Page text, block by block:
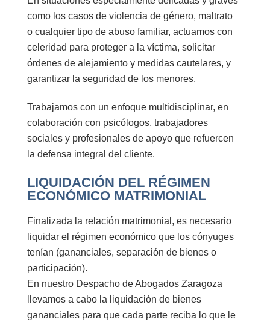
como los casos de violencia de género, maltrato
o cualquier tipo de abuso familiar, actuamos con
celeridad para proteger a la víctima, solicitar
órdenes de alejamiento y medidas cautelares, y
garantizar la seguridad de los menores.
Trabajamos con un enfoque multidisciplinar, en
colaboración con psicólogos, trabajadores
sociales y profesionales de apoyo que refuercen
la defensa integral del cliente.
LIQUIDACIÓN DEL RÉGIMEN
ECONÓMICO MATRIMONIAL
Finalizada la relación matrimonial, es necesario
liquidar el régimen económico que los cónyuges
tenían (gananciales, separación de bienes o
participación).
En nuestro Despacho de Abogados Zaragoza
llevamos a cabo la liquidación de bienes
ganancialespara que cada parte reciba lo que le